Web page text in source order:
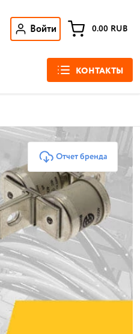
Войти 0.00 RUB
КОНТАКТЫ
Отчет бренда